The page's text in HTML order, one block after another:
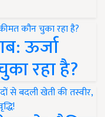
ऊर्जा
रहा है?